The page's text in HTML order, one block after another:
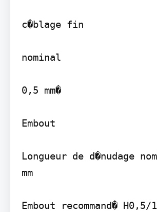
c�blage fin
nominal
0,5 mm�
Embout
Longueur de d�nudage
mm
Embout recommand� H0,5/